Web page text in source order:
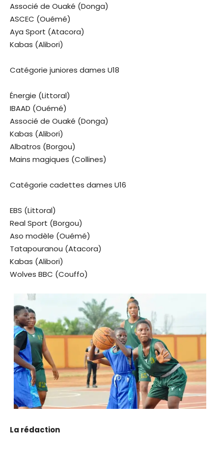
Associé de Ouaké (Donga)
ASCEC (Ouémé)
Aya Sport (Atacora)
Kabas (Alibori)
Catégorie juniores dames U18
Énergie (Littoral)
IBAAD (Ouémé)
Associé de Ouaké (Donga)
Kabas (Alibori)
Albatros (Borgou)
Mains magiques (Collines)
Catégorie cadettes dames U16
EBS (Littoral)
Real Sport (Borgou)
Aso modèle (Ouémé)
Tatapouranou (Atacora)
Kabas (Alibori)
Wolves BBC (Couffo)
La rédaction